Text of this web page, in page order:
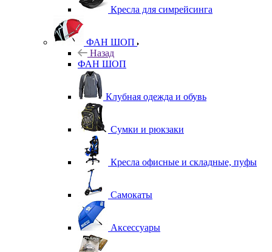
Кресла для симрейсинга
ФАН ШОП
Назад
ФАН ШОП
Клубная одежда и обувь
Сумки и рюкзаки
Кресла офисные и складные, пуфы
Самокаты
Аксессуары